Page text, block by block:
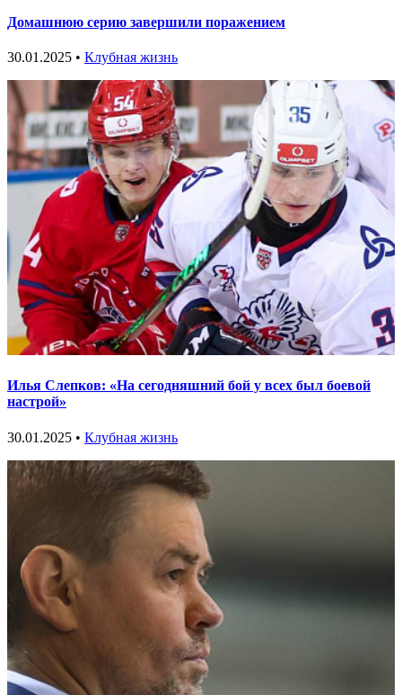
Домашнюю серию завершили поражением
30.01.2025 • Клубная жизнь
Илья Слепков: «На сегодняшний бой у всех был боевой
настрой»
30.01.2025 • Клубная жизнь